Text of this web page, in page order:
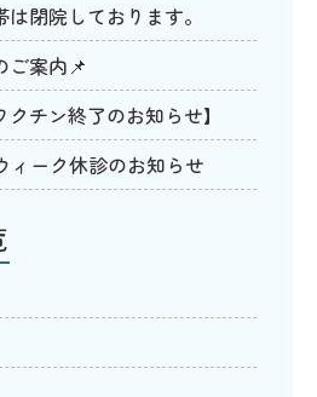
閉院しております。
ご案内📌
クチン終了のお知らせ】
ィーク休診のお知らせ